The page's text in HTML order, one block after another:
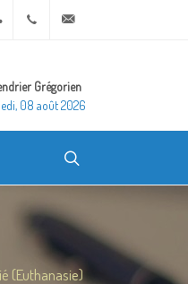
Soundcloud+20 2 25970400
Grégorien
08 août 2026
(Euthanasie)